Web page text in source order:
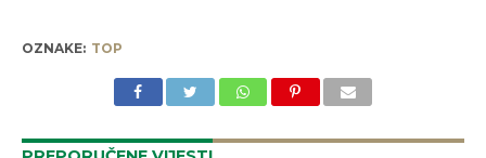
OZNAKE: TOP